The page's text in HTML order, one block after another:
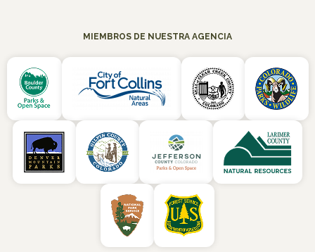
MIEMBROS DE NUESTRA AGENCIA